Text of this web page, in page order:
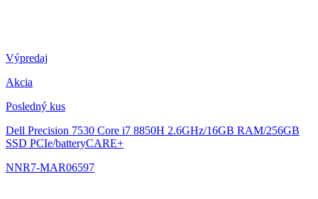
Výpredaj
Akcia
Posledný kus
Dell Precision 7530 Core i7 8850H 2.6GHz/16GB RAM/256GB
SSD PCIe/batteryCARE+
NNR7-MAR06597